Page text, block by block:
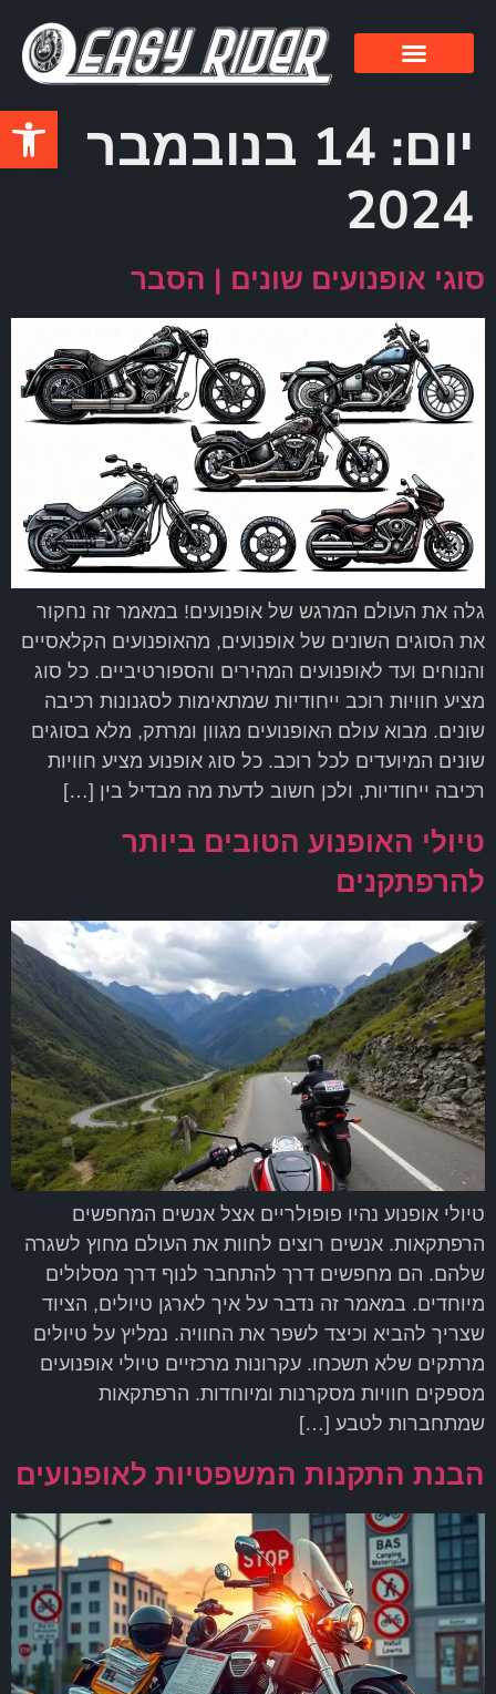
פתח יום:
14 בנובמבר
2024
סוגי אופנועים שונים | הסבר
גלה את העולם המרגש של אופנועים! במאמר זה נחקור
את הסוגים השונים של אופנועים, מהאופנועים הקלאסיים
והנוחים ועד לאופנועים המהירים והספורטיביים. כל סוג
מציע חוויות רוכב ייחודיות שמתאימות לסגנונות רכיבה
שונים. מבוא עולם האופנועים מגוון ומרתק, מלא בסוגים
שונים המיועדים לכל רוכב. כל סוג אופנוע מציע חוויות
רכיבה ייחודיות, ולכן חשוב לדעת מה מבדיל בין […]
טיולי האופנוע הטובים ביותר
להרפתקנים
טיולי אופנוע נהיו פופולריים אצל אנשים המחפשים
הרפתקאות. אנשים רוצים לחוות את העולם מחוץ לשגרה
שלהם. הם מחפשים דרך להתחבר לנוף דרך מסלולים
מיוחדים. במאמר זה נדבר על איך לארגן טיולים, הציוד
שצריך להביא וכיצד לשפר את החוויה. נמליץ על טיולים
מרתקים שלא תשכחו. עקרונות מרכזיים טיולי אופנועים
מספקים חוויות מסקרנות ומיוחדות. הרפתקאות
שמתחברות לטבע […]
הבנת התקנות המשפטיות לאופנועים